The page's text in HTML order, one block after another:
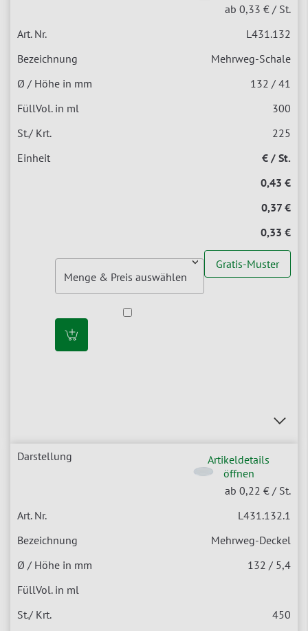
ab 0,33 € / St.
L431.132
Mehrweg-Schale
132 / 41
300
225
€ / St.
0,43 €
0,37 €
0,33 €
Gratis-Muster
Artikeldetails
öffnen
ab 0,22 € / St.
L431.132.1
Mehrweg-Deckel
132 / 5,4
450